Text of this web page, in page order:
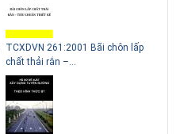
Lý do nên sử dụng gạch block
TCXDVN 261:2001 Bãi chôn lấp
chất thải rắn –...